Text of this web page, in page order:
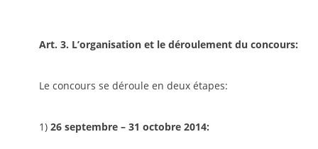
Art. 3. L’organisation et le déroulement du concours:
Le concours se déroule en deux étapes:
1) 26 septembre – 31 octobre 2014: